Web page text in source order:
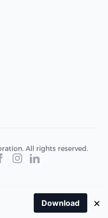
All rights reserved.
Download ×